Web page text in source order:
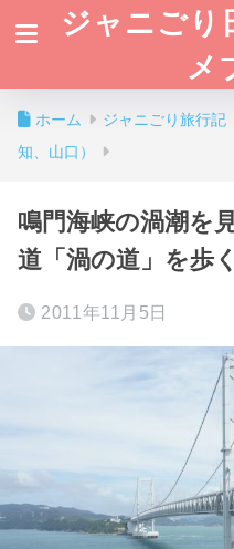
ジャニごり
メ
ホーム ジャニごり旅行記
知、山口）
鳴門海峡の渦潮を
道「渦の道」を歩
2011年11月5日